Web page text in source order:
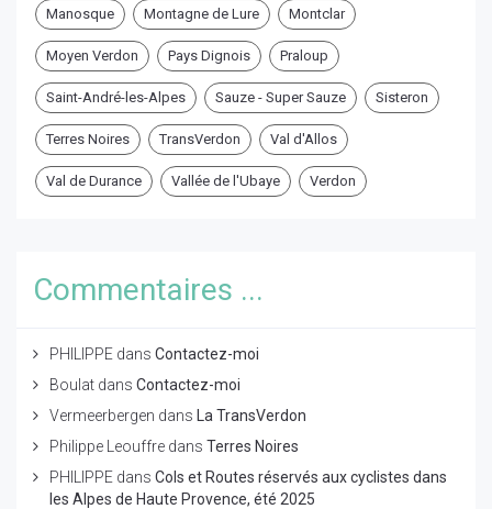
Manosque Montagne de Lure Montclar
Moyen Verdon Pays Dignois Praloup
Saint-André-les-Alpes Sauze - Super Sauze Sisteron
Terres Noires TransVerdon Val d'Allos
Val de Durance Vallée de l'Ubaye Verdon
Commentaires ...
PHILIPPE dans Contactez-moi
Boulat dans Contactez-moi
Vermeerbergen dans
La TransVerdon
Philippe Leouffre dans Terres Noires
PHILIPPE dans Cols et Routes réservés aux cyclistes dans
les Alpes de Haute Provence, été 2025